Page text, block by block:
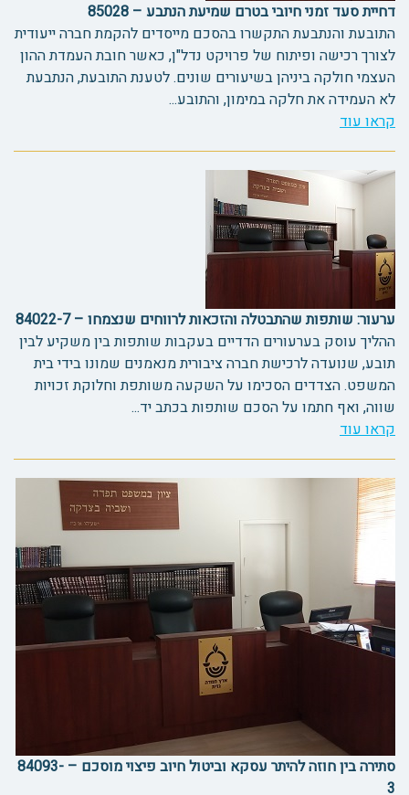
דחיית סעד זמני חיובי בטרם שמיעת הנתבע – 85028
התובעת והנתבעת התקשרו בהסכם מייסדים להקמת חברה ייעודית
לצורך רכישה ופיתוח של פרויקט נדל"ן, כאשר חובת העמדת ההון
העצמי חולקה ביניהן בשיעורים שונים. לטענת התובעת, הנתבעת
לא העמידה את חלקה במימון, והתובע...
קראו עוד
ערעור: שותפות שהתבטלה והזכאות לרווחים שנצמחו – 84022-7
ההליך עוסק בערעורים הדדיים בעקבות שותפות בין משקיע לבין
תובע, שנועדה לרכישת חברה ציבורית מנאמנים שמונו בידי בית
המשפט. הצדדים הסכימו על השקעה משותפת וחלוקת זכויות
שווה, ואף חתמו על הסכם שותפות בכתב יד...
קראו עוד
סתירה בין חוזה להיתר עסקא וביטול חיוב פיצוי מוסכם – 84093-
3